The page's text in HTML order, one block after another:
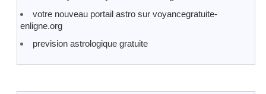
votre nouveau portail astro sur voyancegratuite-
enligne.org
prevision astrologique gratuite